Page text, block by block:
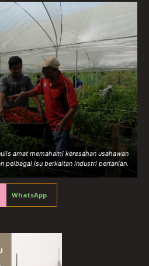
amat memahami keresahan usahawan
pelbagai isu berkaitan industri pertanian.
WhatsApp